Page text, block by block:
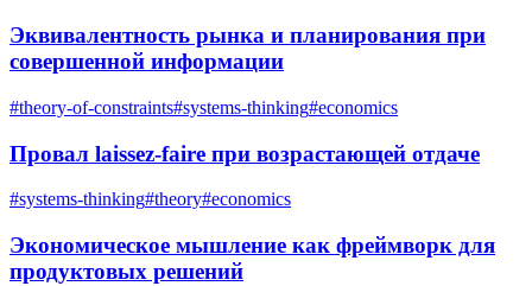
Эквивалентность рынка и планирования при
совершенной информации
#theory-of-constraints#systems-thinking#economics
Провал laissez-faire при возрастающей отдаче
#systems-thinking#theory#economics
Экономическое мышление как фреймворк для
продуктовых решений